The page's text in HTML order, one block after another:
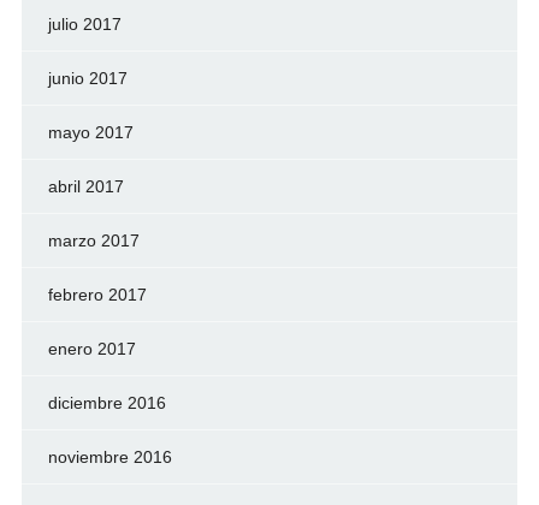
julio 2017
junio 2017
mayo 2017
abril 2017
marzo 2017
febrero 2017
enero 2017
diciembre 2016
noviembre 2016